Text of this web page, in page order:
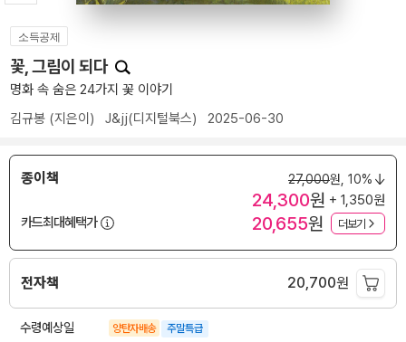
소득공제
꽃, 그림이 되다
명화 속 숨은 24가지 꽃 이야기
김규봉 (지은이) J&jj(디지털북스) 2025-06-30
종이책 27,000원, 10%
24,300원 + 1,350원
카드최대혜택가
20,655원 더보기
전자책 20,700원
수령예상일 양탄자배송 주말특급